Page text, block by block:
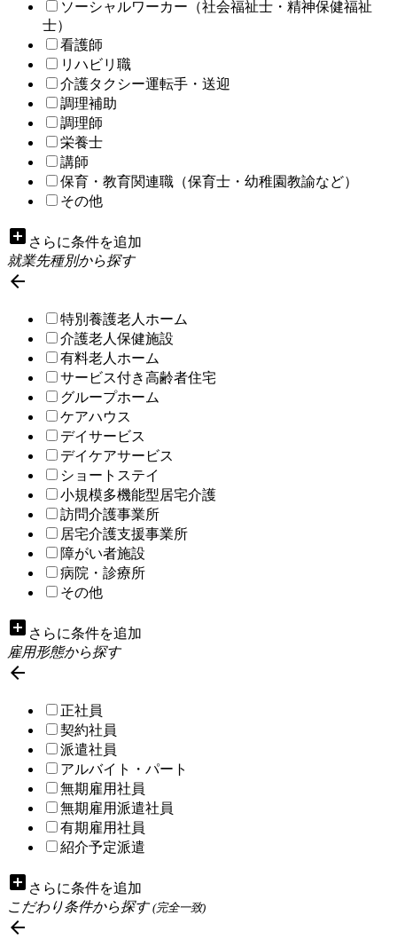
ソーシャルワーカー（社会福祉士・精神保健福祉
士）
看護師
リハビリ職
介護タクシー運転手・送迎
調理補助
調理師
栄養士
講師
保育・教育関連職（保育士・幼稚園教諭など）
その他
add_box さらに条件を追加
就業先種別から探す

特別養護老人ホーム
介護老人保健施設
有料老人ホーム
サービス付き高齢者住宅
グループホーム
ケアハウス
デイサービス
デイケアサービス
ショートステイ
小規模多機能型居宅介護
訪問介護事業所
居宅介護支援事業所
障がい者施設
病院・診療所
その他
add_box さらに条件を追加
雇用形態から探す

正社員
契約社員
派遣社員
アルバイト・パート
無期雇用社員
無期雇用派遣社員
有期雇用社員
紹介予定派遣
add_box さらに条件を追加
こだわり条件から探す(完全一致)
